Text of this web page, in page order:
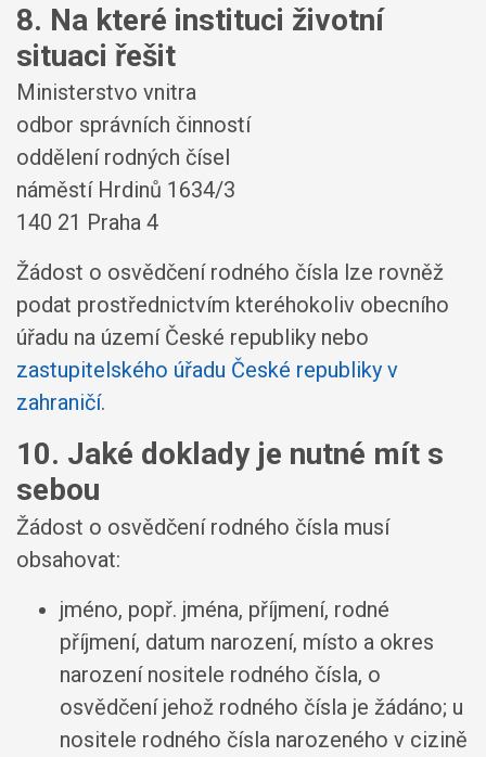
8. Na které instituci životní
situaci řešit
Ministerstvo vnitra
odbor správních činností
oddělení rodných čísel
náměstí Hrdinů 1634/3
140 21 Praha 4
Žádost o osvědčení rodného čísla lze rovněž
podat prostřednictvím kteréhokoliv obecního
úřadu na území České republiky nebo
zastupitelského úřadu České republiky v
zahraničí.
10. Jaké doklady je nutné mít s
sebou
Žádost o osvědčení rodného čísla musí
obsahovat:
jméno, popř. jména, příjmení, rodné
příjmení, datum narození, místo a okres
narození nositele rodného čísla, o
osvědčení jehož rodného čísla je žádáno; u
nositele rodného čísla narozeného v cizině